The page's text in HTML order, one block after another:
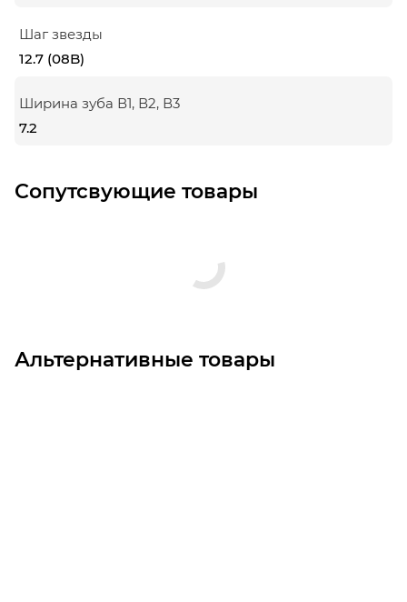
Шаг звезды
12.7 (08B)
Ширина зуба В1, В2, В3
7.2
Сопутсвующие товары
Альтернативные товары